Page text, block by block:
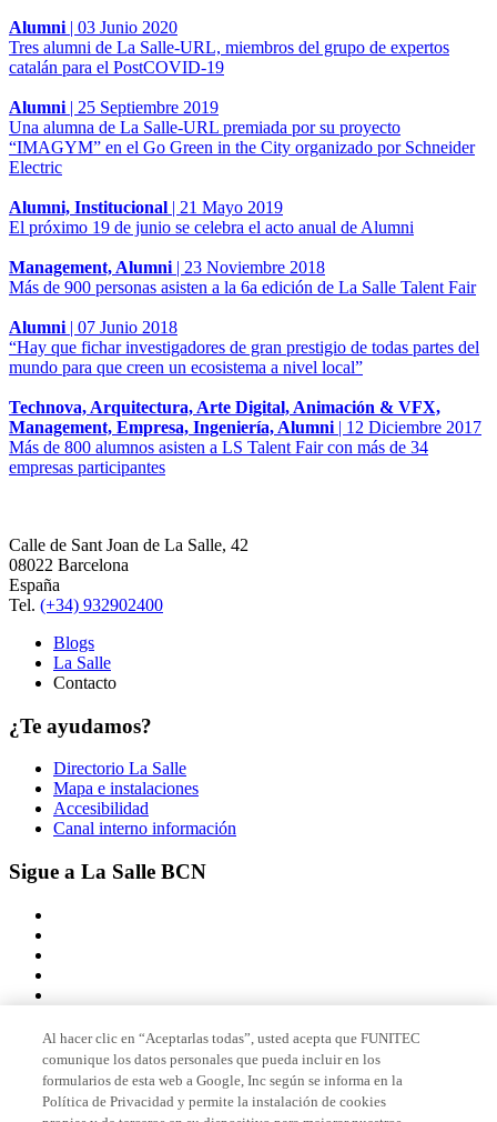
Alumni | 03 Junio 2020
Tres alumni de La Salle-URL, miembros del grupo de expertos
catalán para el PostCOVID-19
Alumni | 25 Septiembre 2019
Una alumna de La Salle-URL premiada por su proyecto
“IMAGYM” en el Go Green in the City organizado por Schneider
Electric
Alumni, Institucional | 21 Mayo 2019
El próximo 19 de junio se celebra el acto anual de Alumni
Management, Alumni | 23 Noviembre 2018
Más de 900 personas asisten a la 6a edición de La Salle Talent Fair
Alumni | 07 Junio 2018
“Hay que fichar investigadores de gran prestigio de todas partes del
mundo para que creen un ecosistema a nivel local”
Technova, Arquitectura, Arte Digital, Animación & VFX,
Management, Empresa, Ingeniería, Alumni | 12 Diciembre 2017
Más de 800 alumnos asisten a LS Talent Fair con más de 34
empresas participantes
Calle de Sant Joan de La Salle, 42
08022 Barcelona
España
Tel. (+34) 932902400
Blogs
La Salle
Contacto
¿Te ayudamos?
Directorio La Salle
Mapa e instalaciones
Accesibilidad
Canal interno información
Sigue a La Salle BCN
Miembro de
Al hacer clic en “Aceptarlas todas”, usted acepta que FUNITEC
comunique los datos personales que pueda incluir en los
formularios de esta web a Google, Inc según se informa en la
Política de Privacidad y permite la instalación de cookies